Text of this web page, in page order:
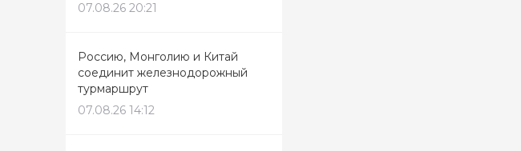
07.08.26 20:21
Россию, Монголию и Китай
соединит железнодорожный
турмаршрут
07.08.26 14:12